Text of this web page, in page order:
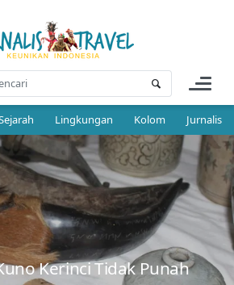
Lingkungan Kolom Jurnalis
Kerinci Tidak Punah